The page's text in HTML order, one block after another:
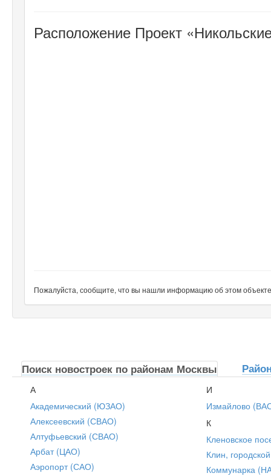
Расположение Проект
Пожалуйста, сообщите, что вы нашли информацию об этом
Поиск новостроек по районам Москвы
А
Академический (ЮЗАО)
Алексеевский (СВАО)
Алтуфьевский (СВАО)
Арбат (ЦАО)
Аэропорт (САО)
И
Измайлово
К
Кленовское
Клин,
Коммунарка